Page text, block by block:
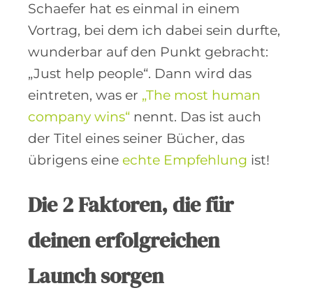
Schaefer hat es einmal in einem
Vortrag, bei dem ich dabei sein durfte,
wunderbar auf den Punkt gebracht:
„Just help people“. Dann wird das
eintreten, was er „The most human
company wins“ nennt. Das ist auch
der Titel eines seiner Bücher, das
übrigens eine echte Empfehlung ist!
Die 2 Faktoren, die für
deinen erfolgreichen
Launch sorgen